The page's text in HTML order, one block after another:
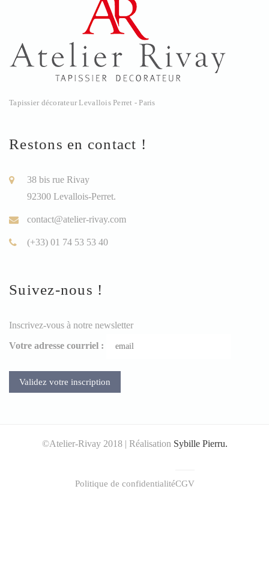
Tapissier décorateur Levallois Perret - Paris
Restons en contact !
38 bis rue Rivay
92300 Levallois-Perret.
contact@atelier-rivay.com
(+33) 01 74 53 53 40
Suivez-nous !
Inscrivez-vous à notre newsletter
Votre adresse courriel :
©Atelier-Rivay 2018 | Réalisation Sybille Pierru.
Politique de confidentialitéCGV